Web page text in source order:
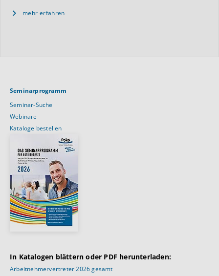
mehr erfahren
Seminarprogramm
Seminar-Suche
Webinare
Kataloge bestellen
In Katalogen blättern oder PDF herunterladen:
Arbeitnehmervertreter 2026 gesamt